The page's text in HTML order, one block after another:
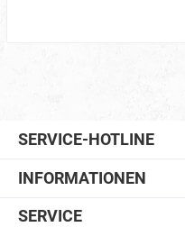
SERVICE-HOTLINE
INFORMATIONEN
SERVICE